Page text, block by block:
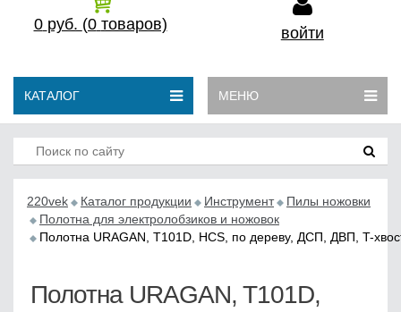
0 руб. (0 товаров) войти
КАТАЛОГ МЕНЮ
220vek Каталог продукции Инструмент
Пилы ножовки
Полотна для электролобзиков и ножовок
Полотна URAGAN, T101D, HCS, по дереву, ДСП, ДВП, T-
Полотна URAGAN, T101D,